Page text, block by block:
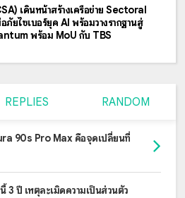
เดินหน้าสร้างเครือข่าย Sectoral
ภัยไซเบอร์ยุค AI พร้อมวางรากฐานสู่
พร้อม MoU กับ TBS
REPLIES RANDOM
90s Pro Max คือจุดเปลี่ยนที่
ปี เหตุละเมิดความเป็นส่วนตัว